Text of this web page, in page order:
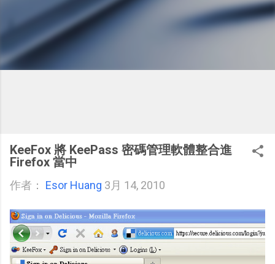
KeeFox 將 KeePass 密碼管理軟體整合進
Firefox 當中
作者： Esor Huang 3月 14, 2010